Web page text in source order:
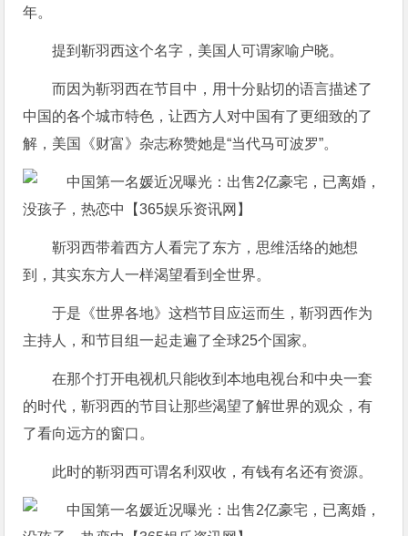
年。
提到靳羽西这个名字，美国人可谓家喻户晓。
而因为靳羽西在节目中，用十分贴切的语言描述了
中国的各个城市特色，让西方人对中国有了更细致的了
解，美国《财富》杂志称赞她是“当代马可波罗”。
靳羽西带着西方人看完了东方，思维活络的她想
到，其实东方人一样渴望看到全世界。
于是《世界各地》这档节目应运而生，靳羽西作为
主持人，和节目组一起走遍了全球25个国家。
在那个打开电视机只能收到本地电视台和中央一套
的时代，靳羽西的节目让那些渴望了解世界的观众，有
了看向远方的窗口。
此时的靳羽西可谓名利双收，有钱有名还有资源。